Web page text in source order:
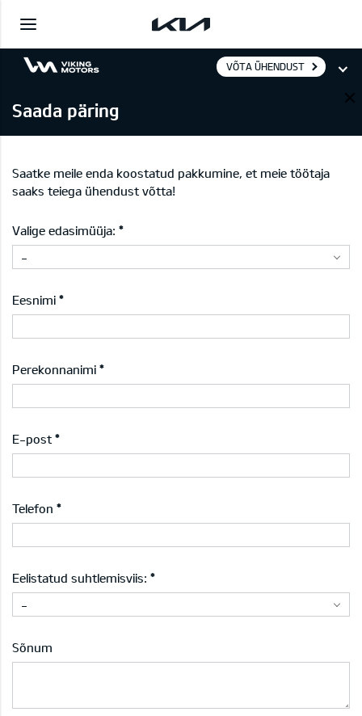
VÕTA ÜHENDUST
Saada päring
Saatke meile enda koostatud pakkumine, et meie töötaja
saaks teiega ühendust võtta!
Valige edasimüüja:
-
Eesnimi
Perekonnanimi
E-post
Telefon
Eelistatud suhtlemisviis:
-
Sõnum